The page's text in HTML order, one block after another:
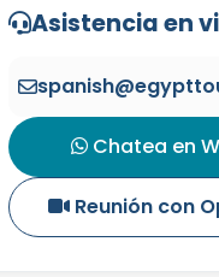
Asistencia en
Chatea en
Reunión con